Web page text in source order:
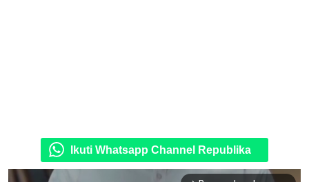
Ikuti Whatsapp Channel Republika